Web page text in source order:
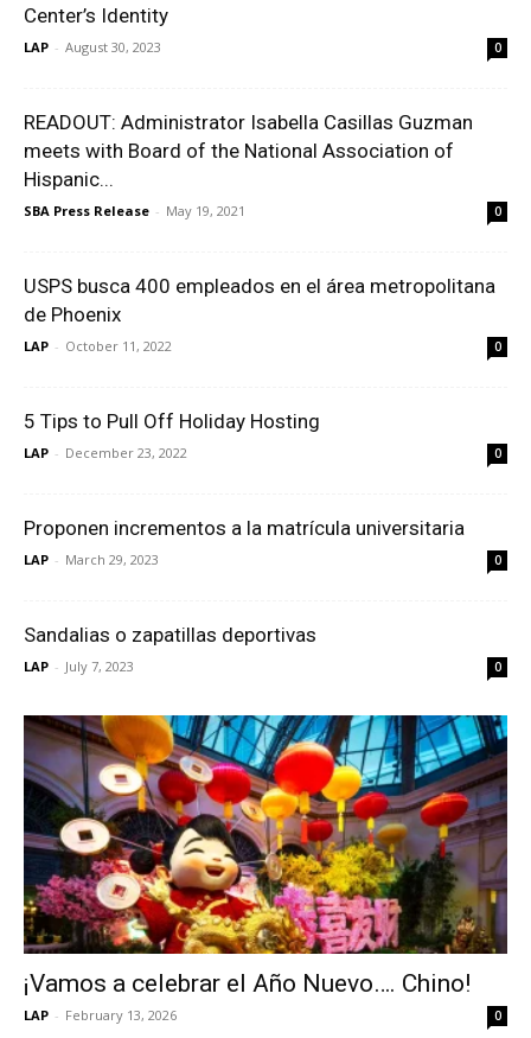
Center’s Identity
LAP - August 30, 2023 0
READOUT: Administrator Isabella Casillas Guzman
meets with Board of the National Association of
Hispanic...
SBA Press Release - May 19, 2021 0
USPS busca 400 empleados en el área metropolitana
de Phoenix
LAP - October 11, 2022 0
5 Tips to Pull Off Holiday Hosting
LAP - December 23, 2022 0
Proponen incrementos a la matrícula universitaria
LAP - March 29, 2023 0
Sandalias o zapatillas deportivas
LAP - July 7, 2023 0
¡Vamos a celebrar el Año Nuevo…. Chino!
LAP - February 13, 2026 0